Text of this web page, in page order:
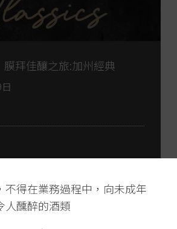
不得在業務過程中，向未成年
人醺醉的酒類
膜拜佳釀之旅:加州經典